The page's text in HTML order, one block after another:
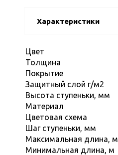
Характеристики
Цвет
Толщина
Покрытие
Защитный слой г/м2
Высота ступеньки, мм
Материал
Цветовая схема
Шаг ступеньки, мм
Максимальная длина, м
Минимальная длина, м